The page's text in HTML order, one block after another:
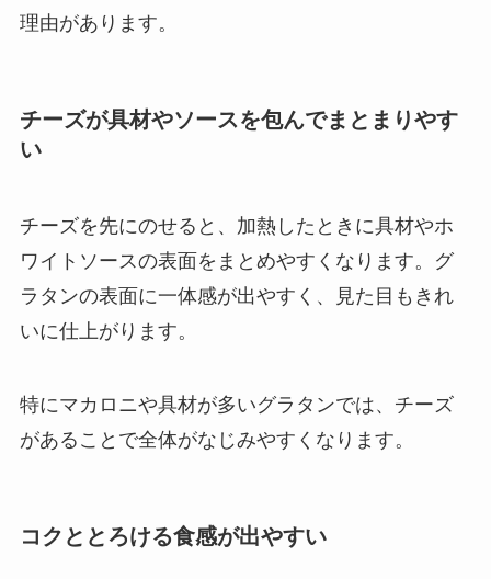
理由があります。
チーズが具材やソースを包んでまとまりやす
い
チーズを先にのせると、加熱したときに具材やホ
ワイトソースの表面をまとめやすくなります。グ
ラタンの表面に一体感が出やすく、見た目もきれ
いに仕上がります。
特にマカロニや具材が多いグラタンでは、チーズ
があることで全体がなじみやすくなります。
コクととろける食感が出やすい